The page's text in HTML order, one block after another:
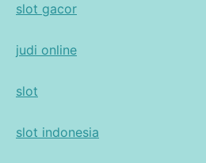
slot gacor
judi online
slot
slot indonesia